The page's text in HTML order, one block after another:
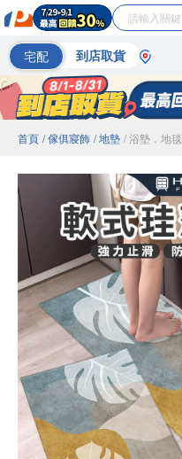
宅配 到店取貨
首頁 / 傢俱寢飾 / 地墊 / 浴墊．地毯